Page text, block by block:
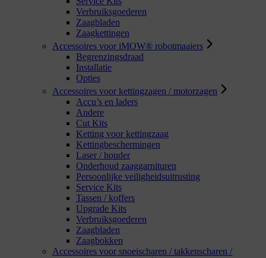
Verbruiksgoederen
Zaagbladen
Zaagkettingen
Accessoires voor iMOW® robotmaaiers
Begrenzingsdraad
Installatie
Opties
Accessoires voor kettingzagen / motorzagen
Accu’s en laders
Andere
Cut Kits
Ketting voor kettingzaag
Kettingbeschermingen
Laser / houder
Onderhoud zaaggarnituren
Persoonlijke veiligheidsuitrusting
Service Kits
Tassen / koffers
Upgrade Kits
Verbruiksgoederen
Zaagbladen
Zaagbokken
Accessoires voor snoeischaren / takkenscharen /